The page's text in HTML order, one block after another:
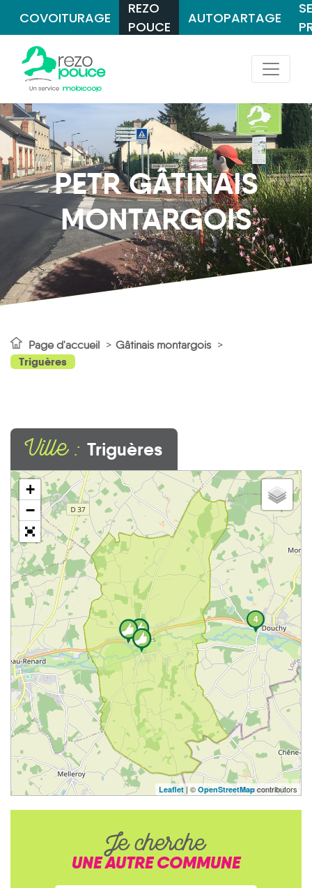
COVOITURAGE
REZO
POUCE
AUTOPARTAGE
PETR GÂTINAIS
MONTARGOIS
Page d'accueil Gâtinais montargois
Triguères
Ville : Triguères
4
+
−
Leaflet | © OpenStreetMapcontributors
Je cherche
UNE AUTRE COMMUNE